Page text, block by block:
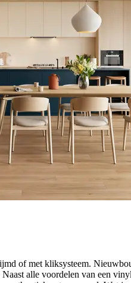
of met kliksysteem.
alle voordelen van een